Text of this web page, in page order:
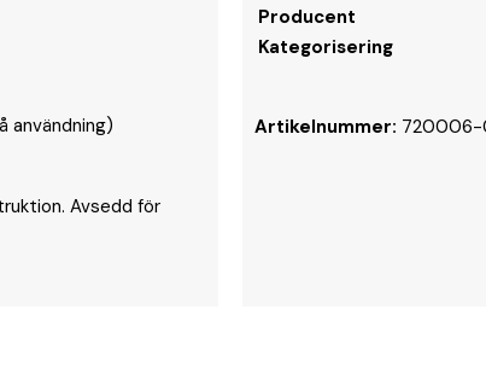
användning)
Avsedd för
Producent
Kategorisering
Artikelnummer: 720006-